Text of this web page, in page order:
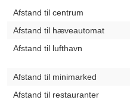
Afstand til centrum
Afstand til hæveautomat
Afstand til lufthavn
Afstand til minimarked
Afstand til restauranter